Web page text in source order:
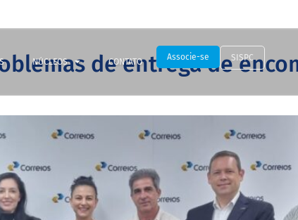
NÚCLEOS CONTATO Associe-se SISPC
de entrega de